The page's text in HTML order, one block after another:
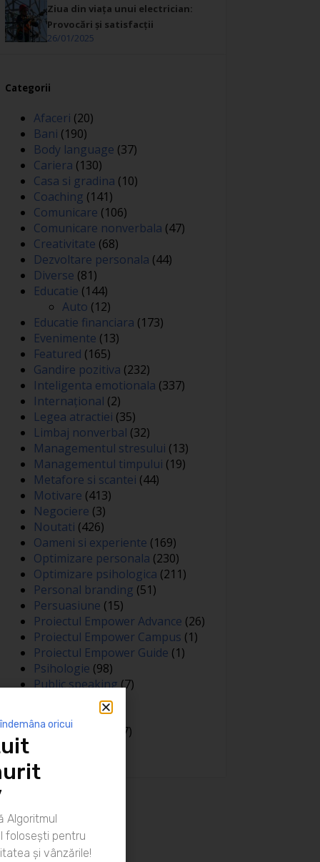
Ziua din viața unui electrician:
Provocări și satisfacții
26/01/2025
Categorii
Afaceri (20)
Bani (190)
Body language (37)
Cariera (130)
Casa si gradina (10)
Coaching (141)
Comunicare (106)
Comunicare nonverbala (47)
Creativitate (68)
Dezvoltare personala (44)
Diverse (81)
Educatie (144)
Auto (12)
Educatie financiara (173)
Evenimente (13)
Featured (165)
Gandire pozitiva (232)
Inteligenta emotionala (337)
Internațional (2)
Legea atractiei (35)
Limbaj nonverbal (32)
Managementul stresului (13)
Managementul timpului (19)
Metafore si scantei (44)
Motivare (413)
Negociere (3)
Noutati (426)
Oameni si experiente (169)
Optimizare personala (230)
Optimizare psihologica (211)
Personal branding (51)
Persuasiune (15)
Proiectul Empower Advance (26)
Proiectul Empower Campus (1)
Proiectul Empower Guide (1)
Psihologie (98)
Public speaking(7)
(81)
Spiritualitate
(127)
oricui
Algoritmul
folosești pentru
și vânzările!